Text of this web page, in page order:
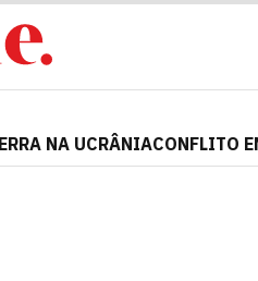
NA UCRÂNIACONFLITO